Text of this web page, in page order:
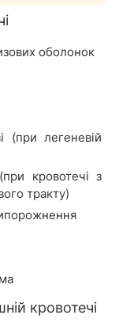
оболонок
(при легеневій
кровотечі з
тракту)
кровотечі